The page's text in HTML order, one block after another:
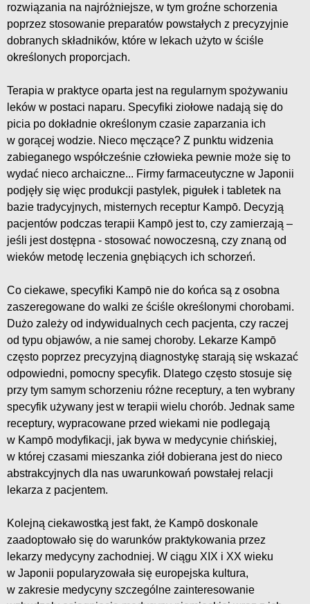
rozwiązania na najróżniejsze, w tym groźne schorzenia
poprzez stosowanie preparatów powstałych z precyzyjnie
dobranych składników, które w lekach użyto w ściśle
określonych proporcjach.
Terapia w praktyce oparta jest na regularnym spożywaniu
leków w postaci naparu. Specyfiki ziołowe nadają się do
picia po dokładnie określonym czasie zaparzania ich
w gorącej wodzie. Nieco męczące? Z punktu widzenia
zabieganego współcześnie człowieka pewnie może się to
wydać nieco archaiczne... Firmy farmaceutyczne w Japonii
podjęły się więc produkcji pastylek, pigułek i tabletek na
bazie tradycyjnych, misternych receptur Kampō. Decyzją
pacjentów podczas terapii Kampō jest to, czy zamierzają –
jeśli jest dostępna - stosować nowoczesną, czy znaną od
wieków metodę leczenia gnębiących ich schorzeń.
Co ciekawe, specyfiki Kampō nie do końca są z osobna
zaszeregowane do walki ze ściśle określonymi chorobami.
Dużo zależy od indywidualnych cech pacjenta, czy raczej
od typu objawów, a nie samej choroby. Lekarze Kampō
często poprzez precyzyjną diagnostykę starają się wskazać
odpowiedni, pomocny specyfik. Dlatego często stosuje się
przy tym samym schorzeniu różne receptury, a ten wybrany
specyfik używany jest w terapii wielu chorób. Jednak same
receptury, wypracowane przed wiekami nie podlegają
w Kampō modyfikacji, jak bywa w medycynie chińskiej,
w której czasami mieszanka ziół dobierana jest do nieco
abstrakcyjnych dla nas uwarunkowań powstałej relacji
lekarza z pacjentem.
Kolejną ciekawostką jest fakt, że Kampō doskonale
zaadoptowało się do warunków praktykowania przez
lekarzy medycyny zachodniej. W ciągu XIX i XX wieku
w Japonii popularyzowała się europejska kultura,
w zakresie medycyny szczególne zainteresowanie